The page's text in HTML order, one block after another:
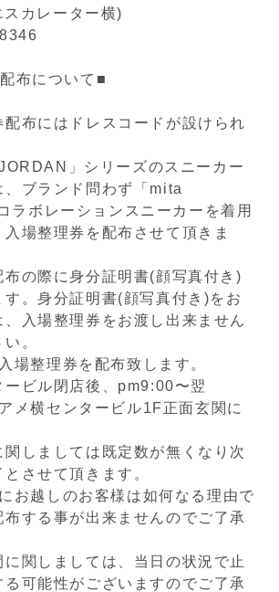
カレーター横)
布について■
布にはドレスコードが設けられ
」シリーズのスニーカー
、ブランド問わず「mita
ラボレーションスニーカーを着用
場整理券を配布させて頂きま
の際に身分証明書(顔写真付き)
す。身分証明書(顔写真付き)をお
入場整理券をお渡し出来ません
。
場整理券を配布致します。
ビル閉店後、pm9:00〜翌
メ横センタービル1F正面玄関に
しましては既定数が無くなり次
させて頂きます。
お越しのお客様は如何なる理由で
布する事が出来ませんのでご了承
関しましては、当日の状況で止
る可能性がございますのでご了承